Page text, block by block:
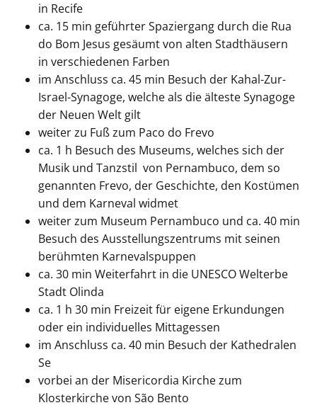
in Recife
ca. 15 min geführter Spaziergang durch die Rua
do Bom Jesus gesäumt von alten Stadthäusern
in verschiedenen Farben
im Anschluss ca. 45 min Besuch der Kahal-Zur-
Israel-Synagoge, welche als die älteste Synagoge
der Neuen Welt gilt
weiter zu Fuß zum Paco do Frevo
ca. 1 h Besuch des Museums, welches sich der
Musik und Tanzstil von Pernambuco, dem so
genannten Frevo, der Geschichte, den Kostümen
und dem Karneval widmet
weiter zum Museum Pernambuco und ca. 40 min
Besuch des Ausstellungszentrums mit seinen
berühmten Karnevalspuppen
ca. 30 min Weiterfahrt in die UNESCO Welterbe
Stadt Olinda
ca. 1 h 30 min Freizeit für eigene Erkundungen
oder ein individuelles Mittagessen
im Anschluss ca. 40 min Besuch der Kathedralen
Se
vorbei an der Misericordia Kirche zum
Klosterkirche von São Bento